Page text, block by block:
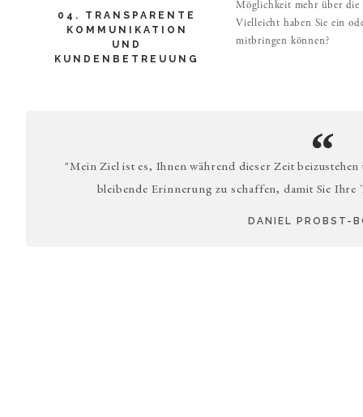
04. TRANSPARENTE
KOMMUNIKATION
UND
KUNDENBETREUUNG
Möglichkeit mehr über die
Vielleicht haben Sie ein
mitbringen können?
"Mein Ziel ist es, Ihnen während dieser Zeit
bleibende Erinnerung zu schaffen, damit Sie
DANIEL PROBST-